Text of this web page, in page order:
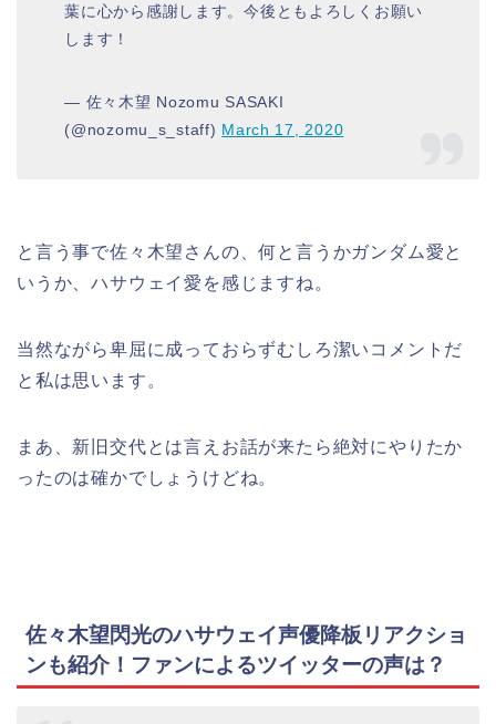
葉に心から感謝します。今後ともよろしくお願い
します！
— 佐々木望 Nozomu SASAKI
(@nozomu_s_staff) March 17, 2020
と言う事で佐々木望さんの、何と言うかガンダム愛と
いうか、ハサウェイ愛を感じますね。
当然ながら卑屈に成っておらずむしろ潔いコメントだ
と私は思います。
まあ、新旧交代とは言えお話が来たら絶対にやりたか
ったのは確かでしょうけどね。
佐々木望閃光のハサウェイ声優降板リアクショ
ンも紹介！ファンによるツイッターの声は？